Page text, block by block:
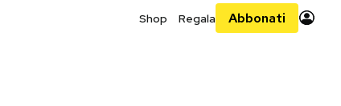
Shop Regala Abbonati